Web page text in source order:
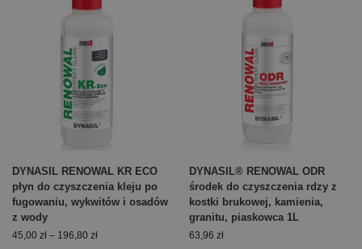
DYNASIL RENOWAL KR ECO
płyn do czyszczenia kleju po
fugowaniu, wykwitów i osadów
z wody
45,00 zł – 196,80 zł
DYNASIL® RENOWAL ODR
środek do czyszczenia rdzy z
kostki brukowej, kamienia,
granitu, piaskowca 1L
63,96 zł